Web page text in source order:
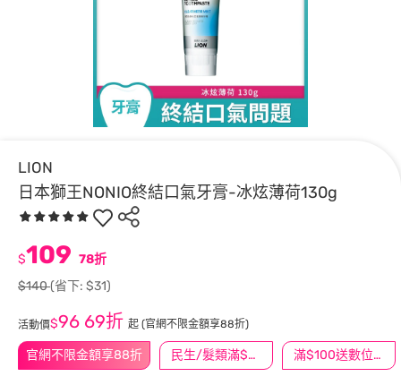
LION
日本獅王NONIO終結口氣牙膏-冰炫薄荷130g
官網不限金額享88折 民生/髮類滿$388送舒潔冰巾 滿$100送數位印花
$109 78折
$140(省下: $31)
活動價$96 69折 起 (官網不限金額享88折)